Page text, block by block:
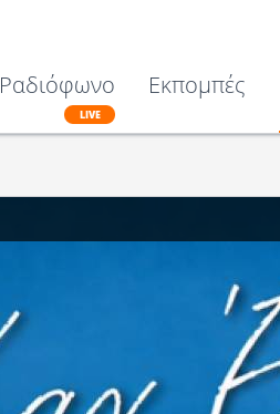
Ραδιόφωνο
LIVE
Εκπομπές